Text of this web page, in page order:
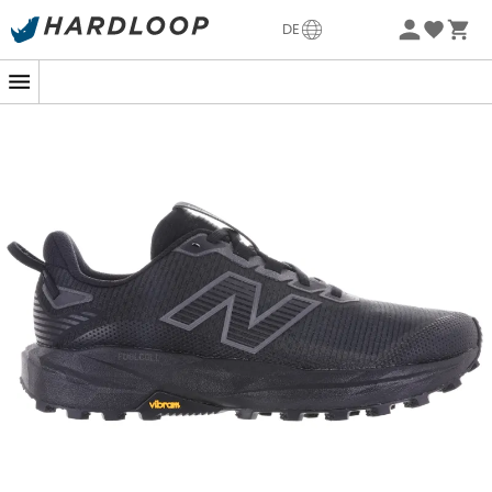
DE
Sommerangebote🔥 -5% EXTRA ab 2 Produkten* Code